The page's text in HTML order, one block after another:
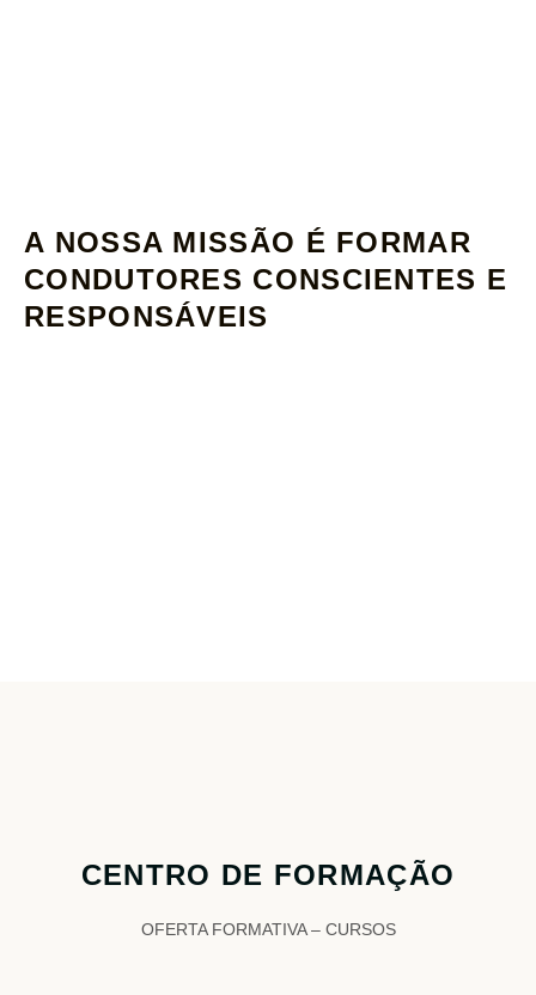
A NOSSA MISSÃO É FORMAR
CONDUTORES CONSCIENTES E
RESPONSÁVEIS
CENTRO DE FORMAÇÃO
OFERTA FORMATIVA – CURSOS